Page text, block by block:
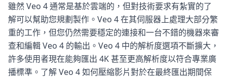
雖然 Veo 4 通常是基於雲端的，但對技術要求有紮實的了
解可以幫助您規劃製作。Veo 4 在其伺服器上處理大部分繁
重的工作，但您仍然需要穩定的連接和一台不錯的機器來審
查和編輯 Veo 4 的輸出。Veo 4 中的解析度選項不斷擴大，
許多使用者現在能夠匯出 4K 甚至更高解析度以符合專業廣
播標準。了解 Veo 4 如何壓縮影片對於在最終匯出期間保